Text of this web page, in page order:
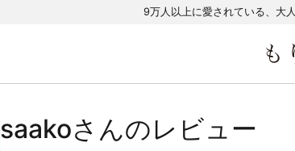
9万人以上に愛されている、大
saakoさんのレビュー